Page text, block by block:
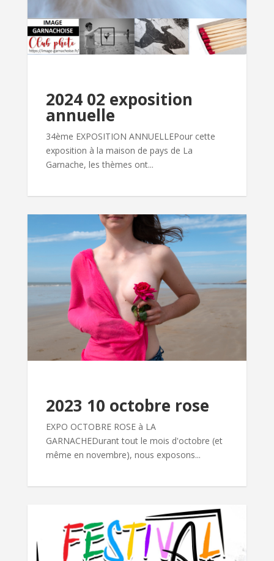
2024 02 exposition
annuelle
34ème EXPOSITION ANNUELLEPour cette
exposition à la maison de pays de La
Garnache, les thèmes ont...
2023 10 octobre rose
EXPO OCTOBRE ROSE à LA
GARNACHEDurant tout le mois d'octobre (et
même en novembre), nous exposons...